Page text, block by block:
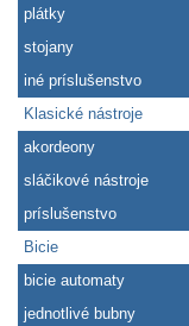
plátky
stojany
iné príslušenstvo
Klasické nástroje
akordeony
sláčikové nástroje
príslušenstvo
Bicie
bicie automaty
jednotlivé bubny